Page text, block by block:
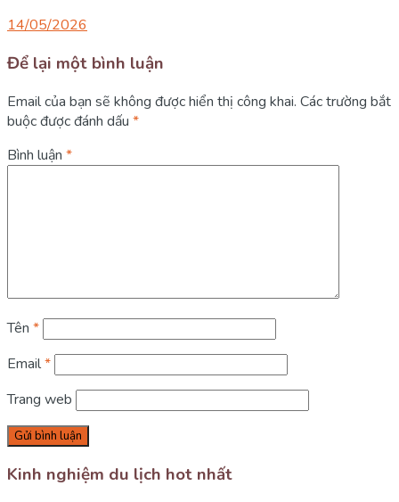
14/05/2026
Để lại một bình luận
Email của bạn sẽ không được hiển thị công khai. Các trường bắt
buộc được đánh dấu *
Bình luận *
Tên *
Email*
Trang web
Kinh nghiệm du lịch hot nhất